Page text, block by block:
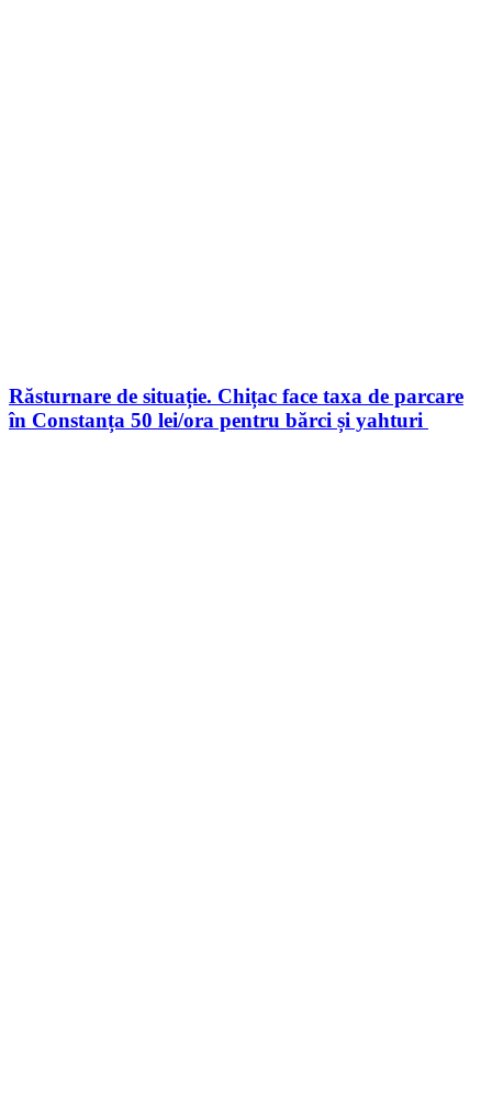
Răsturnare de situație. Chițac face taxa de parcare
în Constanța 50 lei/ora pentru bărci și yahturi